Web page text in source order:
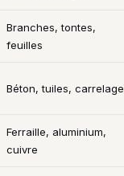
Branches, tontes,
feuilles
Béton, tuiles, carrelage
Ferraille, aluminium,
cuivre